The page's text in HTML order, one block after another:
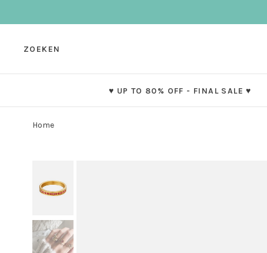
ZOEKEN
♥ UP TO 80% OFF - FINAL SALE ♥
Home